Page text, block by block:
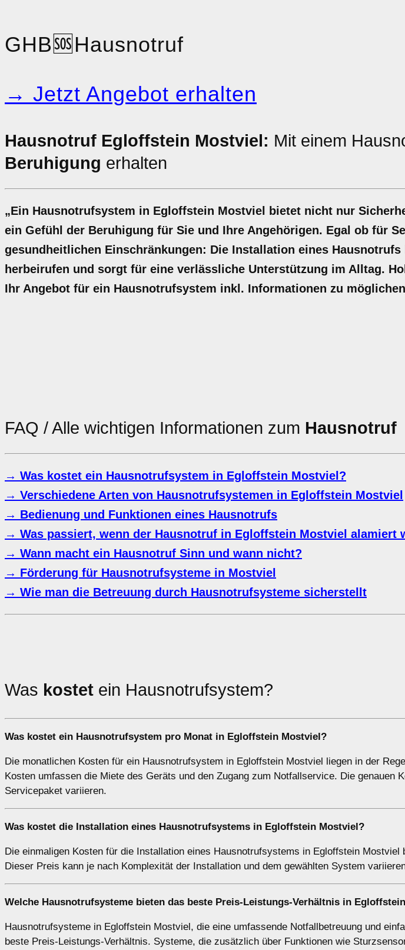
GHB🆘Hausnotruf
→ Jetzt Angebot erhalten
Hausnotruf Egloffstein Mostviel: Mit einem
Beruhigung erhalten
„Ein Hausnotrufsystem in Egloffstein Mostviel bietet nicht nur
ein Gefühl der Beruhigung für Sie und Ihre Angehörigen. Egal ob für
gesundheitlichen Einschränkungen: Die Installation eines
herbeirufen und sorgt für eine verlässliche Unterstützung im Alltag.
Ihr Angebot für ein Hausnotrufsystem inkl. Informationen zu
FAQ / Alle wichtigen Informationen zum Hausnotruf
→ Was kostet ein Hausnotrufsystem in Egloffstein Mostviel?
→ Verschiedene Arten von Hausnotrufsystemen in Egloffstein Mostviel
→ Bedienung und Funktionen eines Hausnotrufs
→ Was passiert, wenn der Hausnotruf in Egloffstein Mostviel alamiert
→ Wann macht ein Hausnotruf Sinn und wann nicht?
→ Förderung für Hausnotrufsysteme in Mostviel
→ Wie man die Betreuung durch Hausnotrufsysteme sicherstellt
Was kostet ein Hausnotrufsystem?
Was kostet ein Hausnotrufsystem pro Monat in Egloffstein Mostviel?
Die monatlichen Kosten für ein Hausnotrufsystem in Egloffstein Mostviel liegen in der
Kosten umfassen die Miete des Geräts und den Zugang zum Notfallservice. Die genauen
Servicepaket variieren.
Was kostet die Installation eines Hausnotrufsystems in Egloffstein Mostviel?
Die einmaligen Kosten für die Installation eines Hausnotrufsystems in Egloffstein Mostviel
Dieser Preis kann je nach Komplexität der Installation und dem gewählten System
Welche Hausnotrufsysteme bieten das beste Preis-Leistungs-Verhältnis in
Hausnotrufsysteme in Egloffstein Mostviel, die eine umfassende Notfallbetreuung und
beste Preis-Leistungs-Verhältnis. Systeme, die zusätzlich über Funktionen wie